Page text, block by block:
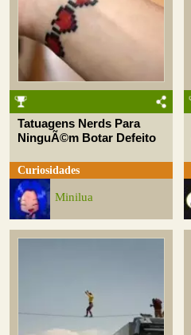
Tatuagens Nerds Para
NinguÃ©m Botar Defeito
Curiosidades
Minilua